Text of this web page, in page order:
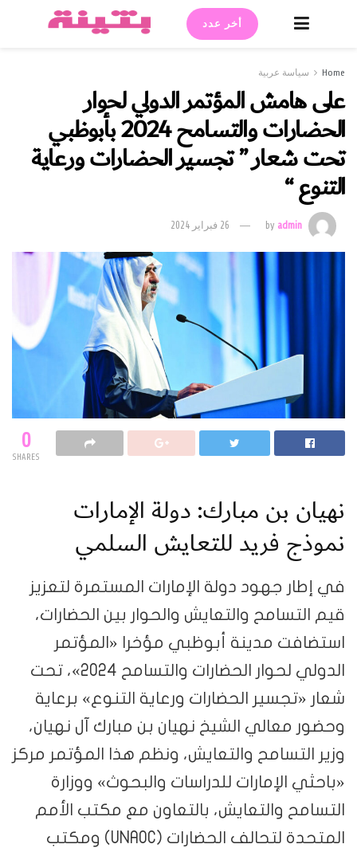
أخر عدد
Home سياسة عربية
على هامش المؤتمر الدولي لحوار
الحضارات والتسامح 2024 بأبوظبي
تحت شعار ” تجسير الحضارات ورعاية
التنوع “
byadmin 26 فبراير 2024
0
SHARES
نهيان بن مبارك: دولة الإمارات
نموذج فريد للتعايش السلمي
في إطار جهود دولة الإمارات المستمرة لتعزيز
قيم التسامح والتعايش والحوار بين الحضارات،
استضافت مدينة أبوظبي مؤخرا «المؤتمر
الدولي لحوار الحضارات والتسامح 2024»، تحت
شعار «تجسير الحضارات ورعاية التنوع» برعاية
وحضور معالي الشيخ نهيان بن مبارك آل نهيان،
وزير التسامح والتعايش، ونظم هذا المؤتمر مركز
«باحثي الإمارات للدراسات والبحوث» ووزارة
التسامح والتعايش، بالتعاون مع مكتب الأمم
المتحدة لتحالف الحضارات (UNAOC) ومكتب